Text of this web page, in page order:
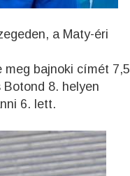
a Maty-éri
meg bajnoki címét 7,5
Botond 8. helyen
6. lett.